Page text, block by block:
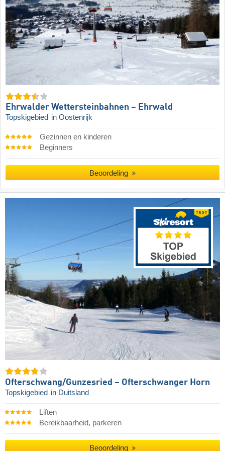
Ehrwalder Wettersteinbahnen – Ehrwald
Topskigebied in Oostenrijk
Gezinnen en kinderen
Beginners
Beoordeling
Ofterschwang/​Gunzesried – Ofterschwanger Horn
Topskigebied in Duitsland
Liften
Bereikbaarheid, parkeren
Beoordeling